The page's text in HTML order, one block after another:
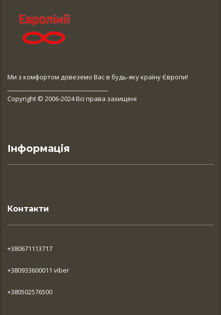
Ми з комфортом довеземо Вас в будь-яку країну Європи!
Copyright © 2006-2024 Всі права захищені
Інформація
Контакти
+380671113717
+380933600011 viber
+380502576500